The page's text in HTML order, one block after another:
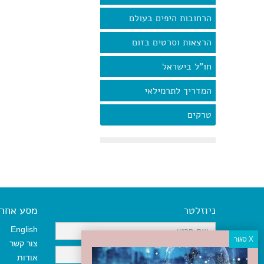
הרחובות היפים בעולם
הרצאות וסרטים בזום
חו"ל בישראל
המדריך לתרמילאי
טרקים
ניוזלטר מסע אחר
English
צור קשר
אודות